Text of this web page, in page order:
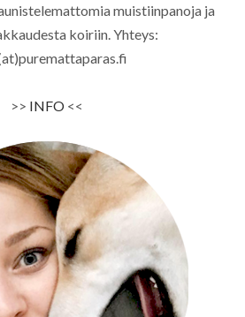
muistiinpanoja ja
koiriin. Yhteys:
>> INFO<<